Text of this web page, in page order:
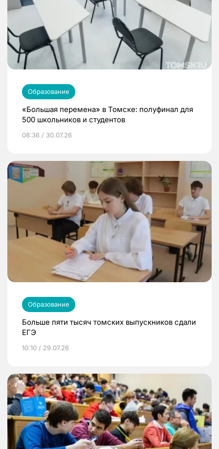
Образование
«Большая перемена» в Томске: полуфинал для
500 школьников и студентов
08:36 / 30.07.26
Образование
Больше пяти тысяч томских выпускников сдали
ЕГЭ
10:10 / 29.07.26